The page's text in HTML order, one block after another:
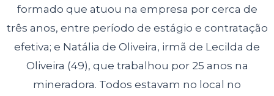
formado que atuou na empresa por cerca de
três anos, entre período de estágio e contratação
efetiva; e Natália de Oliveira, irmã de Lecilda de
Oliveira (49), que trabalhou por 25 anos na
mineradora. Todos estavam no local no